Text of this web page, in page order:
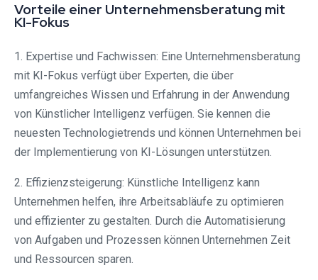
Vorteile einer Unternehmensberatung mit
KI-Fokus
1. Expertise und Fachwissen: Eine Unternehmensberatung
mit KI-Fokus verfügt über Experten, die über
umfangreiches Wissen und Erfahrung in der Anwendung
von Künstlicher Intelligenz verfügen. Sie kennen die
neuesten Technologietrends und können Unternehmen bei
der Implementierung von KI-Lösungen unterstützen.
2. Effizienzsteigerung: Künstliche Intelligenz kann
Unternehmen helfen, ihre Arbeitsabläufe zu optimieren
und effizienter zu gestalten. Durch die Automatisierung
von Aufgaben und Prozessen können Unternehmen Zeit
und Ressourcen sparen.